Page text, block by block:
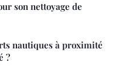
son nettoyage de
nautiques à proximité
?